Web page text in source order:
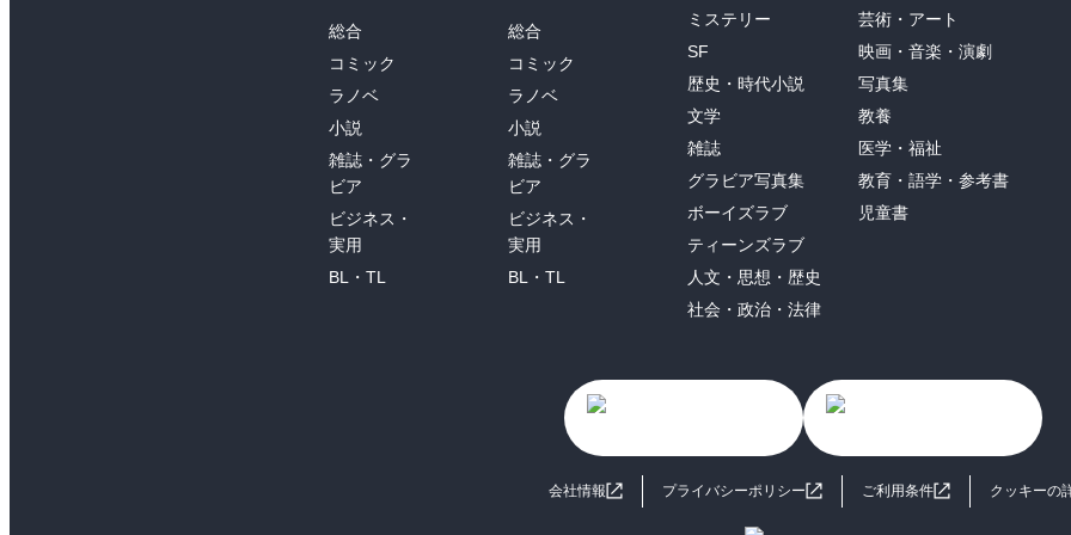
総合
コミック
ラノベ
小説
雑誌・グラ
ビア
ビジネス・
実用
BL・TL
総合
コミック
ラノベ
小説
雑誌・グラ
ビア
ビジネス・
実用
BL・TL
ミステリー
SF
歴史・時代小説
文学
雑誌
グラビア写真集
ボーイズラブ
ティーンズラブ
人文・思想・歴史
社会・政治・法律
芸術・アート
映画・音楽・演劇
写真集
教養
医学・福祉
教育・語学・参考書
児童書
会社情報 プライバシーポリシー ご利用条件 クッキーの